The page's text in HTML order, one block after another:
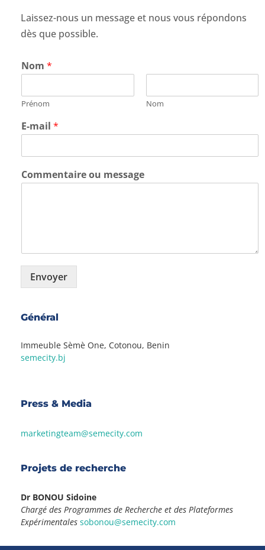
Laissez-nous un message et nous vous répondons
dès que possible.
Nom *
Prénom Nom
E-mail *
Commentaire ou message
Envoyer
Général
Immeuble Sèmè One, Cotonou, Benin
semecity.bj
Press & Media
marketingteam@semecity.com
Projets de recherche
Dr BONOU Sidoine
Chargé des Programmes de Recherche et des Plateformes
Expérimentales sobonou@semecity.com